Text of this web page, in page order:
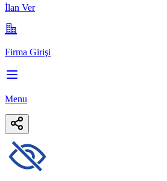
İlan Ver
Firma Girişi
Menu